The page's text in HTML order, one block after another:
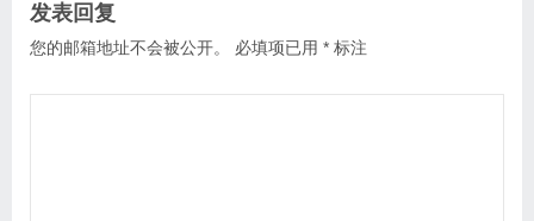
发表回复
您的邮箱地址不会被公开。 必填项已用 * 标注